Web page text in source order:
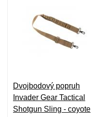
Dvojbodový popruh
Invader Gear Tactical
Shotgun Sling - coyote